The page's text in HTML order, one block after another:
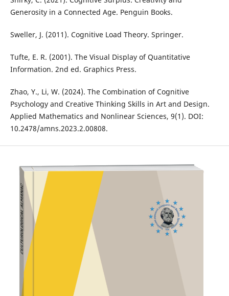
Generosity in a Connected Age. Penguin Books.
Sweller, J. (2011). Cognitive Load Theory. Springer.
Tufte, E. R. (2001). The Visual Display of Quantitative
Information. 2nd ed. Graphics Press.
Zhao, Y., Li, W. (2024). The Combination of Cognitive
Psychology and Creative Thinking Skills in Art and Design.
Applied Mathematics and Nonlinear Sciences, 9(1). DOI:
10.2478/amns.2023.2.00808.